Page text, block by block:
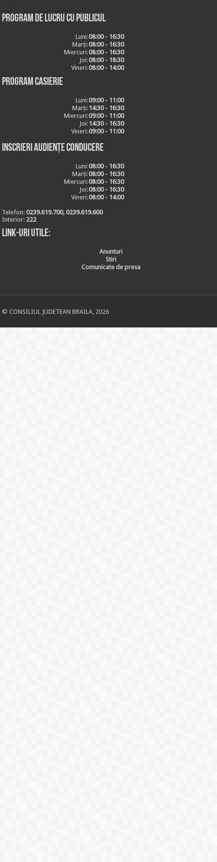
Program de lucru cu publicul
Luni:08:00 - 16:30
Marți:08:00 - 16:30
Miercuri:08:00 - 16:30
Joi:08:00 - 18:30
Vineri:08:00 - 14:00
Program casierie
Luni:09:00 - 11:00
Marți:14:30 - 16:30
Miercuri:09:00 - 11:00
Joi:14:30 - 16:30
Vineri:09:00 - 11:00
Inscrieri audiențe conducere
Luni:08:00 - 16:30
Marți:08:00 - 16:30
Miercuri:08:00 - 16:30
Joi:08:00 - 16:30
Vineri:08:00 - 14:00
Telefon:0239.619.700, 0239.619.600
Interior: 222
Link-uri utile:
Anunturi
Stiri
Comunicate de presa
© CONSILIUL JUDETEAN BRAILA, 2026